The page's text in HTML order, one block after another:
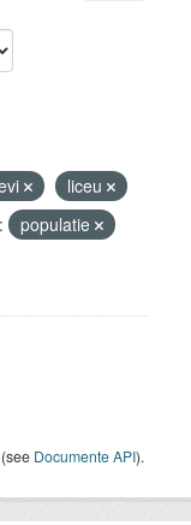
liceu
populatie
(see Documente API).